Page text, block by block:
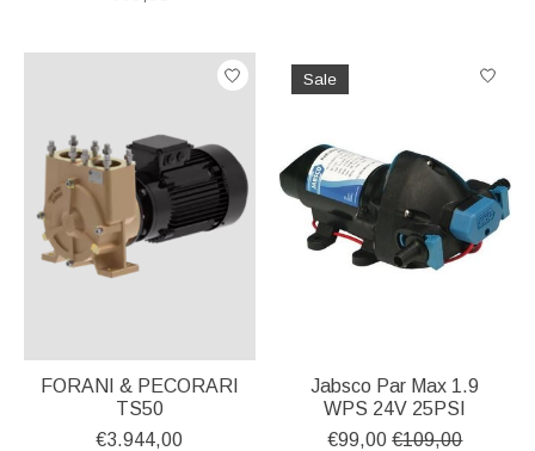
FORANI & PECORARI
TS50
€3.944,00
Sale
Jabsco Par Max 1.9
WPS 24V 25PSI
€99,00 €109,00